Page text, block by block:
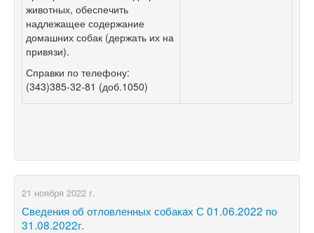
животных, обеспечить
надлежащее содержание
домашних собак (держать их на
привязи).
Справки по телефону:
(343)385-32-81 (доб.1050)
21 ноября 2022 г.
Сведения об отловленных собаках С 01.06.2022 по
31.08.2022г.